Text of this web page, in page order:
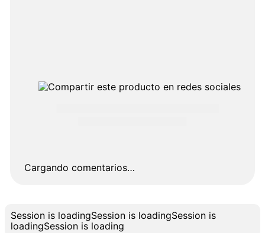
Cargando comentarios…
Session is loadingSession is loadingSession is
loadingSession is loading